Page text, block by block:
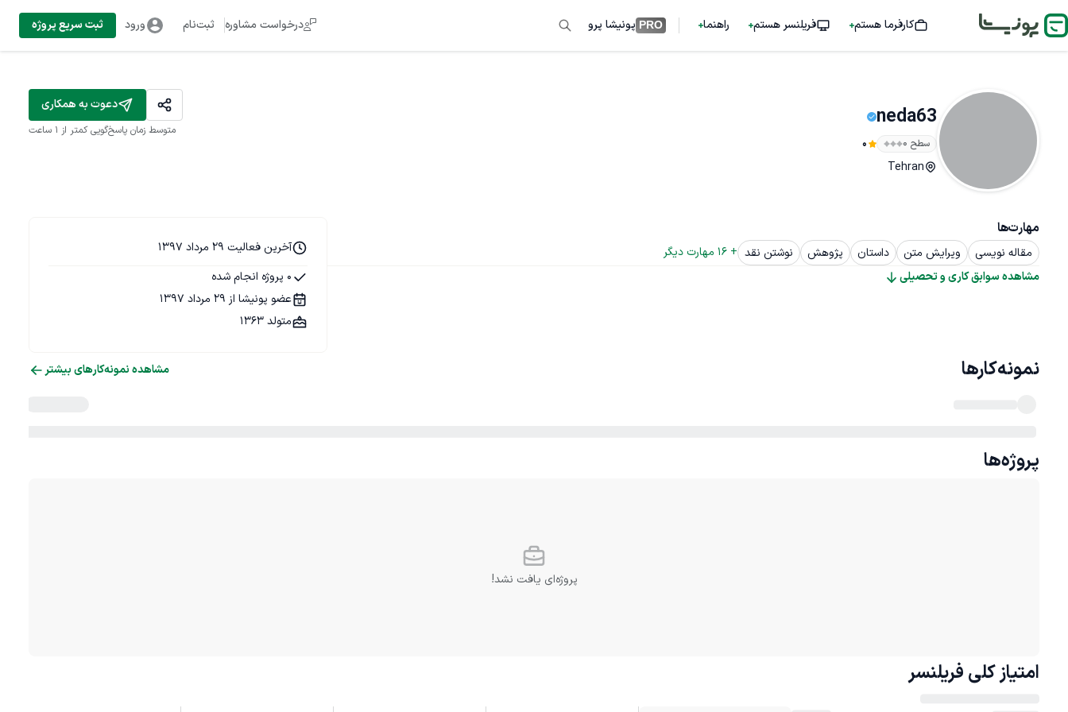
کارفرما هستم فریلنسر هستم راهنما PRO پونیشا پرو درخواست مشاوره ثبت‌نام ورود ثبت سریع پروژه
neda63
سطح ۰ 0
Tehran
دعوت به همکاری
متوسط زمان پاسخ‌گویی کمتر از 1 ساعت
مهارت‌ها
مقاله نویسی ویرایش متن داستان پژوهش نوشتن نقد +
16 مهارت دیگر
مشاهده سوابق کاری و تحصیلی
آخرین فعالیت 29 مرداد 1397
0 پروژه انجام شده
عضو پونیشا از 29 مرداد 1397
متولد 1363
نمونه‌کارها مشاهده نمونه‌کارهای بیشتر
پروژه‌ها
پروژه‌ای یافت نشد!
امتیاز کلی فریلنسر